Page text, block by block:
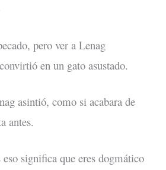
pero ver a Lenag
en un gato asustado.
asintió, como si acabara de
antes.
eso significa que eres dogmático